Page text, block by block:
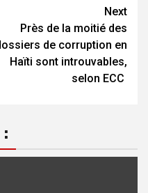
Next
Près de la moitié des
de corruption en
Haïti sont introuvables,
selon ECC